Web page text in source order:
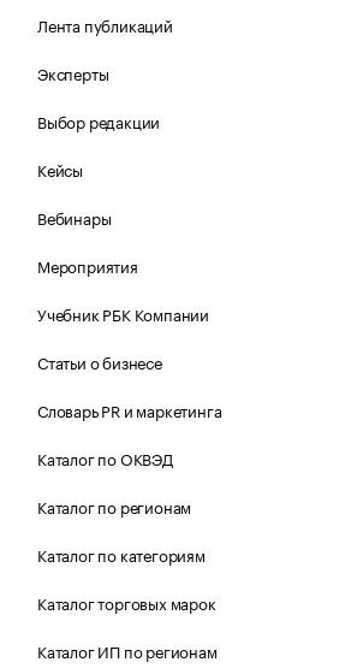
Лента публикаций
Эксперты
Выбор редакции
Кейсы
Вебинары
Мероприятия
Учебник РБК Компании
Статьи о бизнесе
Словарь PR и маркетинга
Каталог по ОКВЭД
Каталог по регионам
Каталог по категориям
Каталог торговых марок
Каталог ИП по регионам